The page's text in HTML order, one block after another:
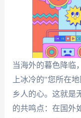
当海外的暮色降
上冰冷的"您所在
乡人的心。这就是
的共鸣点：在国外